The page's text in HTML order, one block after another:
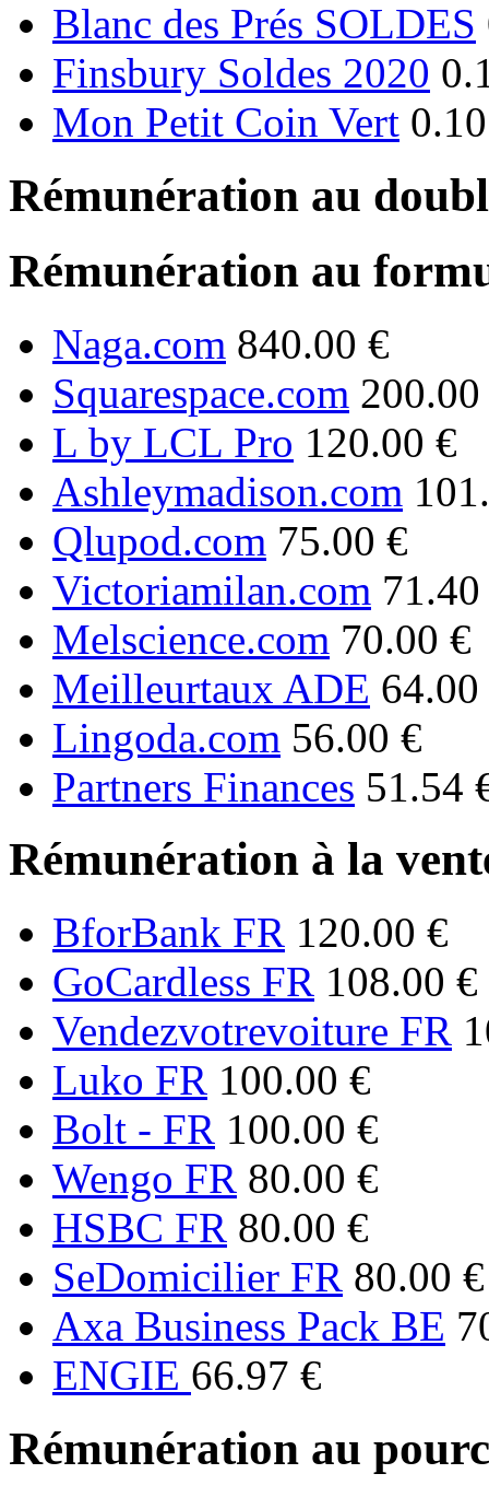
Blanc des Prés SOLDES
Finsbury Soldes 2020
Mon Petit Coin Vert
Rémunération au
Rémunération au
Naga.com 840.00 €
Squarespace.com
L by LCL Pro 120.00 €
Ashleymadison.com
Qlupod.com 75.00 €
Victoriamilan.com
Melscience.com 70.00 €
Meilleurtaux ADE 64.00
Lingoda.com 56.00 €
Partners Finances 51.54
Rémunération à la
BforBank FR 120.00 €
GoCardless FR 108.00 €
Vendezvotrevoiture FR
Luko FR 100.00 €
Bolt - FR 100.00 €
Wengo FR 80.00 €
HSBC FR 80.00 €
SeDomicilier FR 80.00 €
Axa Business Pack BE
ENGIE 66.97 €
Rémunération au